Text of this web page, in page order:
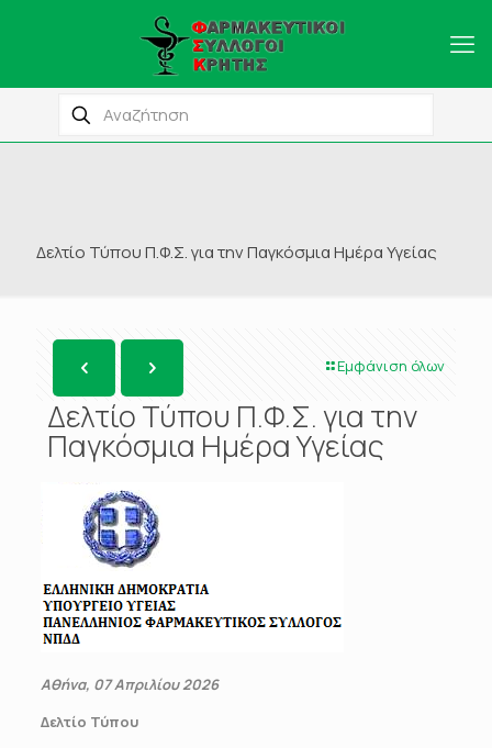
Δελτίο Τύπου Π.Φ.Σ. για την Παγκόσμια Ημέρα Υγείας
Εμφάνιση όλων
Δελτίο Τύπου Π.Φ.Σ. για την
Παγκόσμια Ημέρα Υγείας
Αθήνα, 07 Απριλίου 2026
Δελτίο Τύπου